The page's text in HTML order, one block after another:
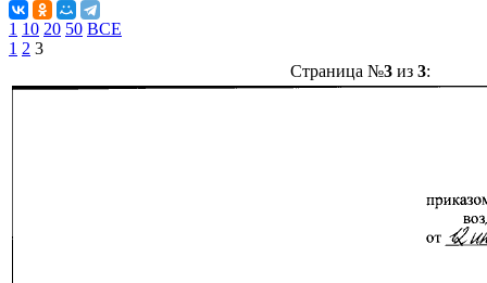
1 10 20 50 ВСЕ
1 2 3
Страница №3из 3: